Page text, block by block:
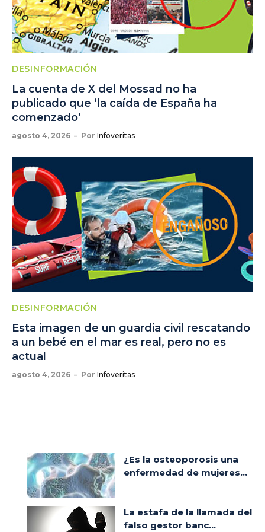
DESINFORMACIÓN
La cuenta de X del Mossad no ha
publicado que ‘la caída de España ha
comenzado’
agosto 4, 2026 Por Infoveritas
DESINFORMACIÓN
Esta imagen de un guardia civil rescatando
a un bebé en el mar es real, pero no es
actual
agosto 4, 2026 Por Infoveritas
¿Es la osteoporosis una
enfermedad de mujeres...
La estafa de la llamada del
falso gestor banc...